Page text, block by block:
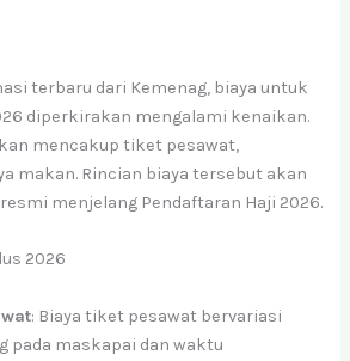
terbaru dari Kemenag, biaya untuk
diperkirakan mengalami kenaikan.
mencakup tiket pesawat,
makan. Rincian biaya tersebut akan
menjelang Pendaftaran Haji 2026.
2026
: Biaya tiket pesawat bervariasi
pada maskapai dan waktu